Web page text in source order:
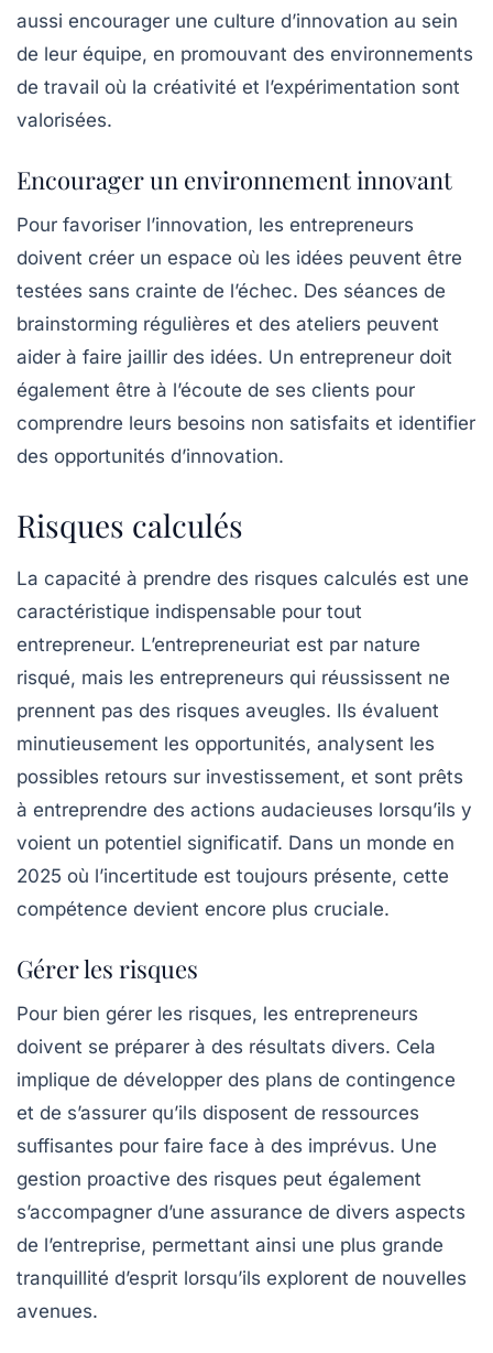
aussi encourager une culture d’innovation au sein
de leur équipe, en promouvant des environnements
de travail où la créativité et l’expérimentation sont
valorisées.
Encourager un environnement innovant
Pour favoriser l’innovation, les entrepreneurs
doivent créer un espace où les idées peuvent être
testées sans crainte de l’échec. Des séances de
brainstorming régulières et des ateliers peuvent
aider à faire jaillir des idées. Un entrepreneur doit
également être à l’écoute de ses clients pour
comprendre leurs besoins non satisfaits et identifier
des opportunités d’innovation.
Risques calculés
La capacité à prendre des risques calculés est une
caractéristique indispensable pour tout
entrepreneur. L’entrepreneuriat est par nature
risqué, mais les entrepreneurs qui réussissent ne
prennent pas des risques aveugles. Ils évaluent
minutieusement les opportunités, analysent les
possibles retours sur investissement, et sont prêts
à entreprendre des actions audacieuses lorsqu’ils y
voient un potentiel significatif. Dans un monde en
2025 où l’incertitude est toujours présente, cette
compétence devient encore plus cruciale.
Gérer les risques
Pour bien gérer les risques, les entrepreneurs
doivent se préparer à des résultats divers. Cela
implique de développer des plans de contingence
et de s’assurer qu’ils disposent de ressources
suffisantes pour faire face à des imprévus. Une
gestion proactive des risques peut également
s’accompagner d’une assurance de divers aspects
de l’entreprise, permettant ainsi une plus grande
tranquillité d’esprit lorsqu’ils explorent de nouvelles
avenues.